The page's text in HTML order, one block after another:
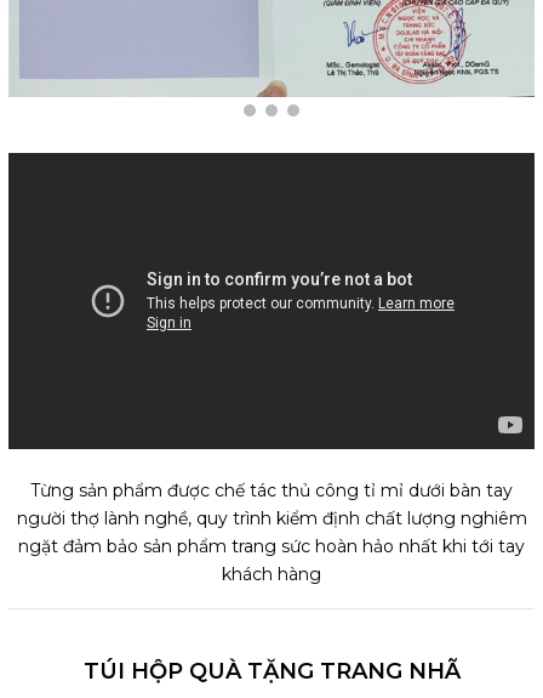
Từng sản phẩm được chế tác thủ công tỉ mỉ dưới bàn tay
người thợ lành nghề, quy trình kiểm định chất lượng nghiêm
ngặt đảm bảo sản phẩm trang sức hoàn hảo nhất khi tới tay
khách hàng
TÚI HỘP QUÀ TẶNG TRANG NHÃ